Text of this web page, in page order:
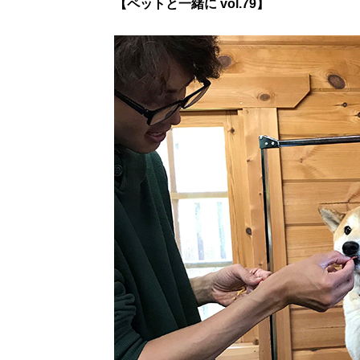
【ペットと一緒に vol.79】